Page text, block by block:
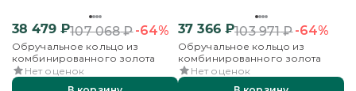
38 479₽107 068₽-64%
Обручальное кольцо из
комбинированного золота
Нет оценок
37 366₽103 971₽-64%
Обручальное кольцо из
комбинированного золота
Нет оценок